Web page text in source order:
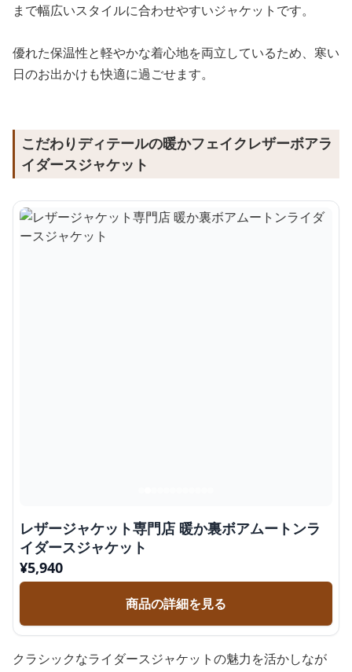
まで幅広いスタイルに合わせやすいジャケットです。
優れた保温性と軽やかな着心地を両立しているため、寒い
日のお出かけも快適に過ごせます。
こだわりディテールの暖かフェイクレザーボアラ
イダースジャケット
レザージャケット専門店 暖か裏ボアムートンラ
イダースジャケット
¥5,940
商品の詳細を見る
クラシックなライダースジャケットの魅力を活かしなが